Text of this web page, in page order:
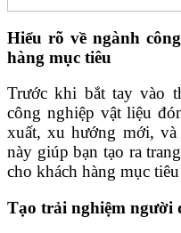
Hiểu rõ về ngành
hàng mục tiêu
Trước khi bắt tay vào
công nghiệp vật liệu
xuất, xu hướng mới,
này giúp bạn tạo ra
cho khách hàng mục
Tạo trải nghiệm người